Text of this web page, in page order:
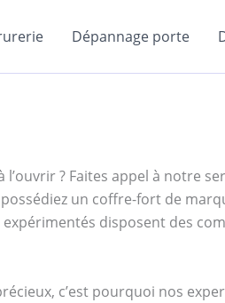
Dépannage porte
? Faites appel à notre
un coffre-fort de
disposent des
c’est pourquoi nos